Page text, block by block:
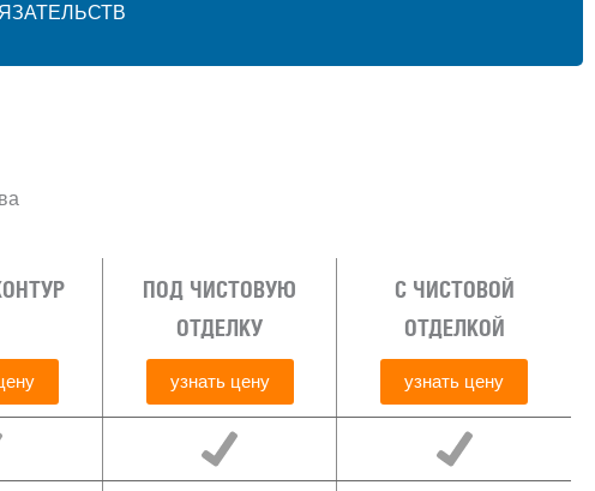
ПОД ЧИСТОВУЮ
ОТДЕЛКУ
узнать цену
С ЧИСТОВОЙ
ОТДЕЛКОЙ
узнать цену